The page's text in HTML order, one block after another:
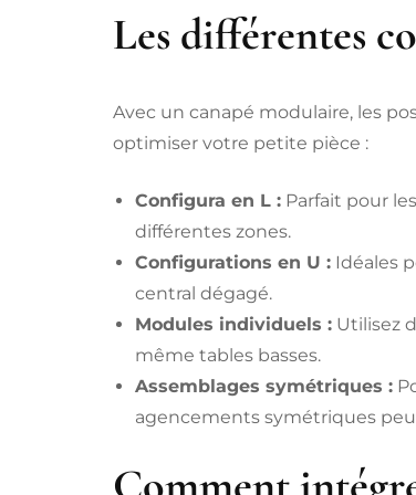
Les différentes
Avec un canapé modulaire, les
optimiser votre petite pièce :
Configura en L : Parfait pour
différentes zones.
Configurations en U : Idéales
central dégagé.
Modules individuels : Utilisez
même tables basses.
Assemblages symétriques :
agencements symétriques